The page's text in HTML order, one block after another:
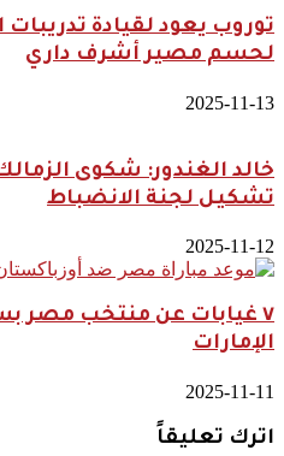
توروب يعود لقيادة
لحسم مصير أشرف داري
2025-11-13
خالد الغندور: شكوى
تشكيل لجنة الانضباط
2025-11-12
٧ غيابات عن منتخب مصر
الإمارات
2025-11-11
اترك تعليقاً